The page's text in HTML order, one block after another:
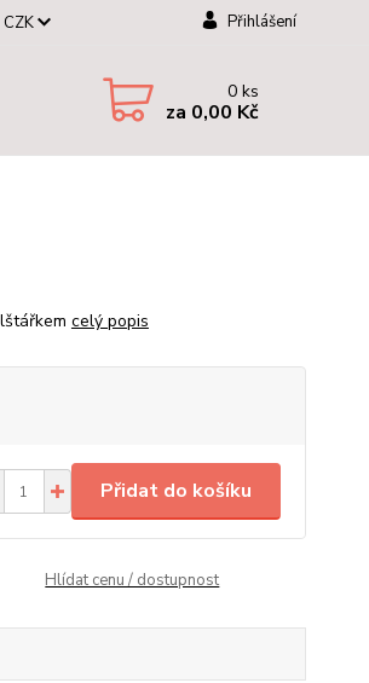
CZK Přihlášení
0ks
za 0,00 Kč
celý popis
Přidat do košíku
Hlídat cenu / dostupnost